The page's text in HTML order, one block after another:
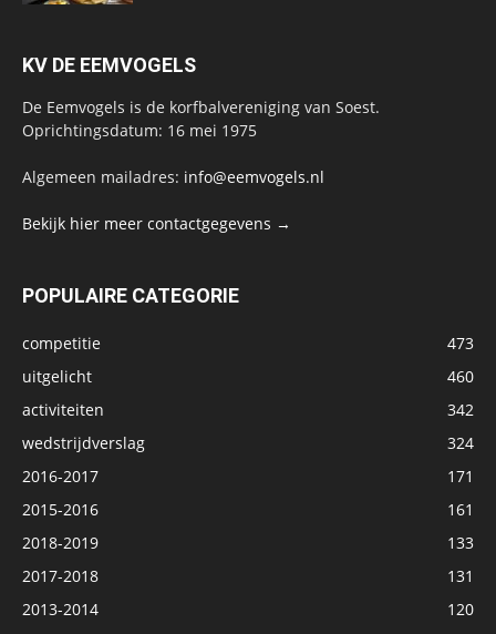
KV DE EEMVOGELS
De Eemvogels is de korfbalvereniging van Soest.
Oprichtingsdatum: 16 mei 1975
Algemeen mailadres: info@eemvogels.nl
Bekijk hier meer contactgegevens →
POPULAIRE CATEGORIE
competitie
473
uitgelicht
460
activiteiten
342
wedstrijdverslag
324
2016-2017
171
2015-2016
161
2018-2019
133
2017-2018
131
2013-2014
120